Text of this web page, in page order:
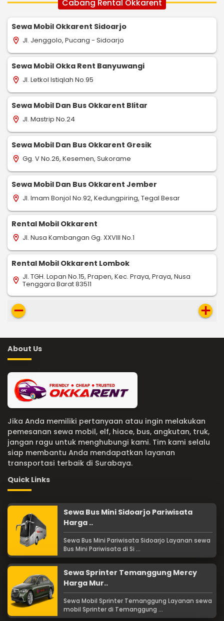
Cabang Rental Okkarent
Sewa Mobil Okkarent Sidoarjo
location_on Jl. Jenggolo, Pucang - Sidoarjo
Sewa Mobil Okka Rent Banyuwangi
location_on Jl. Letkol Istiqlah No.95
Sewa Mobil Dan Bus Okkarent Blitar
location_on Jl. Mastrip No.24
Sewa Mobil Dan Bus Okkarent Gresik
location_on Gg. V No.26, Kesemen, Sukorame
Sewa Mobil Dan Bus Okkarent Jember
location_on Jl. Imam Bonjol No.92, Kedungpiring, Tegal Besar
Rental Mobil Okkarent
location_on Jl. Nusa Kambangan Gg. XXVIII No.1
Rental Mobil Okkarent Lombok
location_on Jl. TGH. Lopan No.15, Prapen, Kec. Praya, Praya, Nusa
Tenggara Barat 83511
remove add
About Us
Jika Anda memiliki pertanyaan atau ingin melakukan
pemesanan sewa mobil, elf, hiace, bus, angkutan, truk,
jangan ragu untuk menghubungi kami. Tim kami selalu
siap membantu Anda mendapatkan layanan
transportasi terbaik di Surabaya.
Quick Links
Sewa Bus Mini Sidoarjo Pariwisata
Harga ..
Sewa Bus Mini Pariwisata Sidoarjo Layanan sewa
Bus Mini Pariwisata di Si ...
Sewa Sprinter Temanggung Mercy
Harga Mur..
Sewa Mobil Sprinter Temanggung Layanan sewa
mobil Sprinter di Temanggung ...